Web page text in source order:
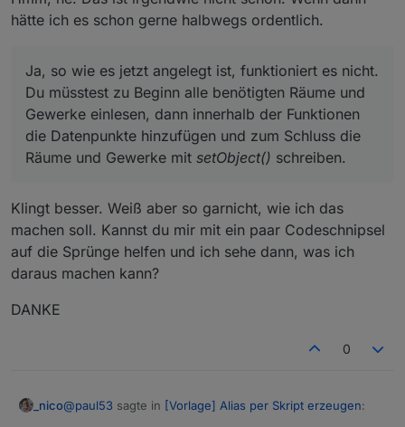
hätte ich es schon gerne halbwegs ordentlich.
Ja, so wie es jetzt angelegt ist, funktioniert es nicht.
Du müsstest zu Beginn alle benötigten Räume und
Gewerke einlesen, dann innerhalb der Funktionen
die Datenpunkte hinzufügen und zum Schluss die
Räume und Gewerke mit setObject() schreiben.
Klingt besser. Weiß aber so garnicht, wie ich das
machen soll. Kannst du mir mit ein paar Codeschnipsel
auf die Sprünge helfen und ich sehe dann, was ich
daraus machen kann?
DANKE
0
_nico@paul53 sagte in [Vorlage] Alias per Skript erzeugen: